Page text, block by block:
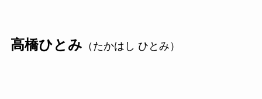
高橋ひとみ （たかはし ひとみ）